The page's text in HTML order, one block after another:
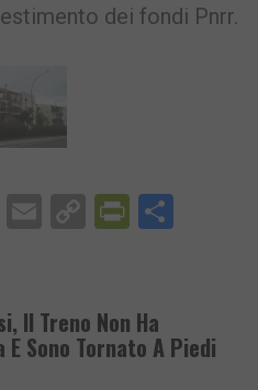
dei fondi Pnrr.
X EmailCopy
Il Treno Non Ha
Sono Tornato A Piedi